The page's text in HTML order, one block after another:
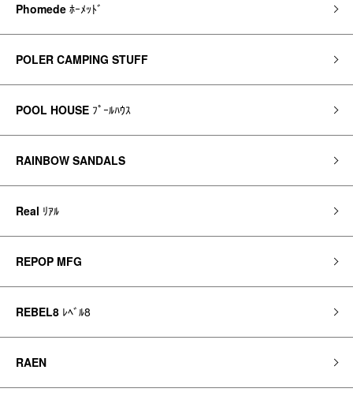
Phomede ﾎｰﾒｯﾄﾞ
POLER CAMPING STUFF
POOL HOUSE ﾌﾟｰﾙﾊｳｽ
RAINBOW SANDALS
Real ﾘｱﾙ
REPOP MFG
REBEL8 ﾚﾍﾞﾙ8
RAEN